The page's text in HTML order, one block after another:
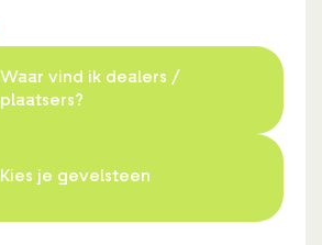
Waar vind ik dealers /
plaatsers?
Kies je gevelsteen